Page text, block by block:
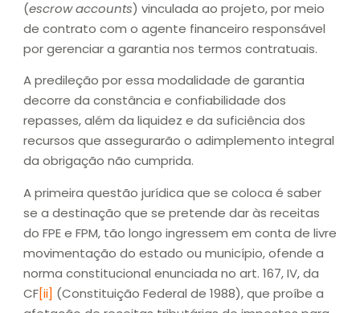
(escrow accounts) vinculada ao projeto, por meio
de contrato com o agente financeiro responsável
por gerenciar a garantia nos termos contratuais.
A predileção por essa modalidade de garantia
decorre da constância e confiabilidade dos
repasses, além da liquidez e da suficiência dos
recursos que assegurarão o adimplemento integral
da obrigação não cumprida.
A primeira questão jurídica que se coloca é saber
se a destinação que se pretende dar às receitas
do FPE e FPM, tão longo ingressem em conta de livre
movimentação do estado ou município, ofende a
norma constitucional enunciada no art. 167, IV, da
CF[ii] (Constituição Federal de 1988), que proíbe a